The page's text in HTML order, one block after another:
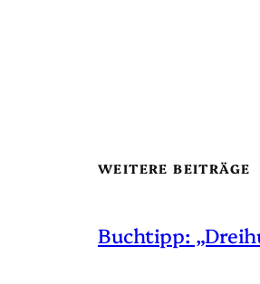
WEITERE BEITRÄGE
Buchtipp: